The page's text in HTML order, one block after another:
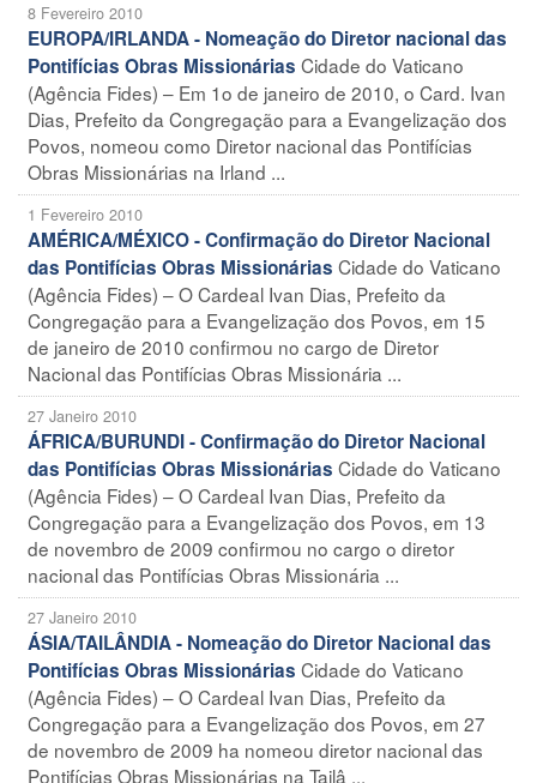
8 Fevereiro 2010
EUROPA/IRLANDA - Nomeação do Diretor nacional das
Pontifícias Obras Missionárias Cidade do Vaticano
(Agência Fides) – Em 1o de janeiro de 2010, o Card. Ivan
Dias, Prefeito da Congregação para a Evangelização dos
Povos, nomeou como Diretor nacional das Pontifícias
Obras Missionárias na Irland ...
1 Fevereiro 2010
AMÉRICA/MÉXICO - Confirmação do Diretor Nacional
das Pontifícias Obras Missionárias Cidade do Vaticano
(Agência Fides) – O Cardeal Ivan Dias, Prefeito da
Congregação para a Evangelização dos Povos, em 15
de janeiro de 2010 confirmou no cargo de Diretor
Nacional das Pontifícias Obras Missionária ...
27 Janeiro 2010
ÁFRICA/BURUNDI - Confirmação do Diretor Nacional
das Pontifícias Obras Missionárias Cidade do Vaticano
(Agência Fides) – O Cardeal Ivan Dias, Prefeito da
Congregação para a Evangelização dos Povos, em 13
de novembro de 2009 confirmou no cargo o diretor
nacional das Pontifícias Obras Missionária ...
27 Janeiro 2010
ÁSIA/TAILÂNDIA - Nomeação do Diretor Nacional das
Pontifícias Obras Missionárias Cidade do Vaticano
(Agência Fides) – O Cardeal Ivan Dias, Prefeito da
Congregação para a Evangelização dos Povos, em 27
de novembro de 2009 ha nomeou diretor nacional das
Pontifícias Obras Missionárias na Tailâ ...